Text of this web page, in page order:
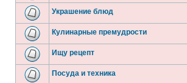
Украшение блюд
Кулинарные премудрости
Ищу рецепт
Посуда и техника